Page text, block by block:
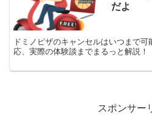
だよ
ドミノピザのキャンセルはいつまで
応、実際の体験談までまるっと解説！
スポンサー